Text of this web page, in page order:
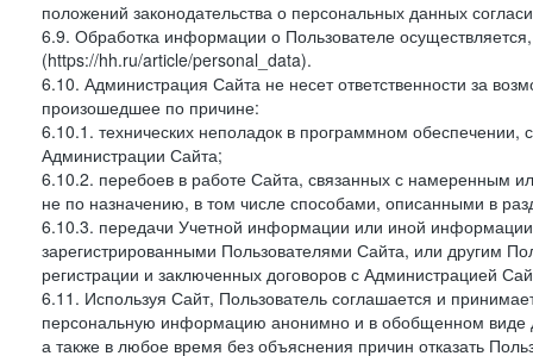
положений законодательства о персональных данных
6.9. Обработка информации о Пользователе
(https://hh.ru/article/personal_data).
6.10. Администрация Сайта не несет ответственности за
произошедшее по причине:
6.10.1. технических неполадок в программном
Администрации Сайта;
6.10.2. перебоев в работе Сайта, связанных с намеренным
не по назначению, в том числе способами, описанными в
6.10.3. передачи Учетной информации или иной
зарегистрированными Пользователями Сайта, или другим
регистрации и заключенных договоров с Администрацией
6.11. Используя Сайт, Пользователь соглашается и
персональную информацию анонимно и в обобщенном виде
а также в любое время без объяснения причин отказать